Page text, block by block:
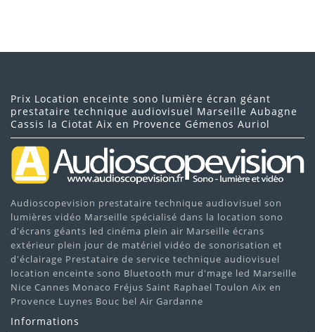
Prix Location enceinte sono lumière écran géant
prestataire technique audiovisuel Marseille Aubagne
Cassis la Ciotat Aix en Provence Gémenos Auriol
Audioscopevision prestataire technique audiovisuel son
lumières vidéo Marseille spécialisé dans la location sono
d'écrans géants led cinéma plein air Marseille écrans
extérieur plein jour de matériel vidéo de sonorisation et
d'éclairage Prestataire de service technique audiovisuel
location enceinte sono Bluetooth mur d'mage led Marseille
Nice Cannes Monaco Fréjus Saint Raphael Toulon Aix en
Provence Luynes Bouc bel Air Gardanne
Informations